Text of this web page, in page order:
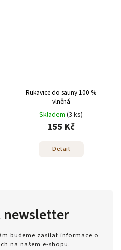
Rukavice do sauny 100 %
vlněná
Skladem (3 ks)
155 Kč
Detail
newsletter
budeme zasílat informace o
na našem e-shopu.